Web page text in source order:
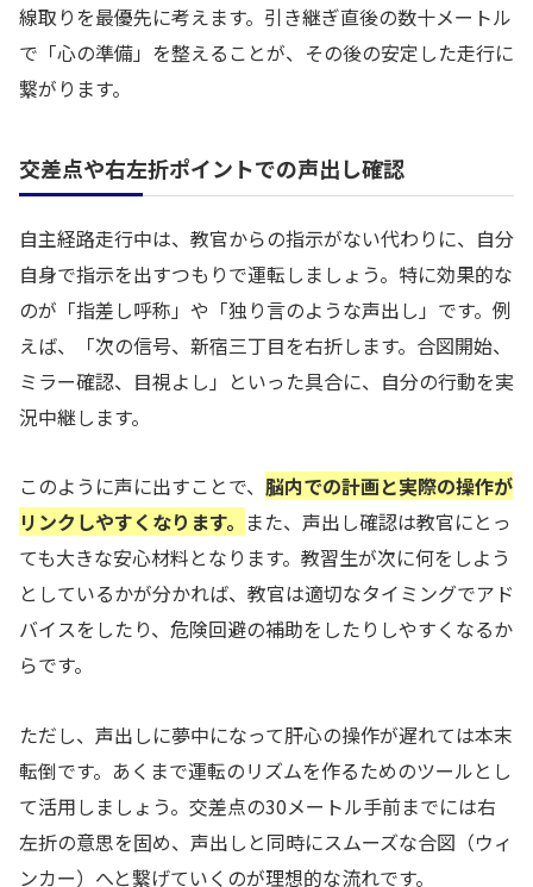
線取りを最優先に考えます。引き継ぎ直後の数十メートル
で「心の準備」を整えることが、その後の安定した走行に
繋がります。
交差点や右左折ポイントでの声出し確認
自主経路走行中は、教官からの指示がない代わりに、自分
自身で指示を出すつもりで運転しましょう。特に効果的な
のが「指差し呼称」や「独り言のような声出し」です。例
えば、「次の信号、新宿三丁目を右折します。合図開始、
ミラー確認、目視よし」といった具合に、自分の行動を実
況中継します。
このように声に出すことで、 脳内での計画と実際の操作が
リンクしやすくなります。 また、声出し確認は教官にとっ
ても大きな安心材料となります。教習生が次に何をしよう
としているかが分かれば、教官は適切なタイミングでアド
バイスをしたり、危険回避の補助をしたりしやすくなるか
らです。
ただし、声出しに夢中になって肝心の操作が遅れては本末
転倒です。あくまで運転のリズムを作るためのツールとし
て活用しましょう。交差点の30メートル手前までには右
左折の意思を固め、声出しと同時にスムーズな合図（ウィ
ンカー）へと繋げていくのが理想的な流れです。